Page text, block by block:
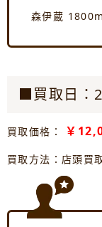
森伊蔵
■買取日：
買取価格： ￥
買取方法：店頭買